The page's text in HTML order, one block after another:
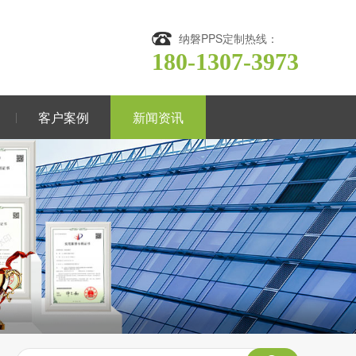
纳磐PPS定制热线：
180-1307-3973
客户案例 新闻资讯